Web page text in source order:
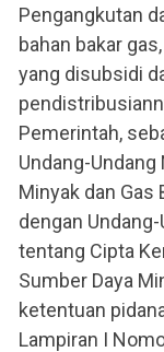
Pengangkutan
bahan bakar
yang disubsidi
Pemerintah,
Undang-
Minyak dan Gas
dengan
tentang Cipta
Sumber Daya
ketentuan
Lampiran I